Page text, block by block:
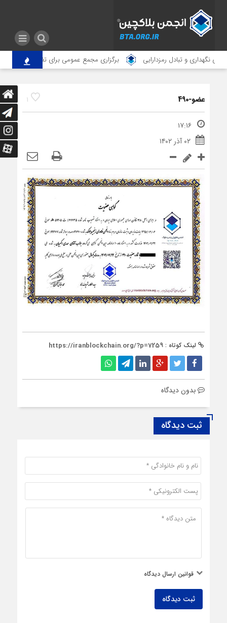
نگهداری و تبادل رمزدارایی برگزاری مجمع عمومی برای تغییر آدرس انجمن
1 عضو-490
۱۷:۱۶
۰۲ آذر ۱۴۰۲
لینک کوتاه : https://iranblockchain.org/?p=7259
بدون دیدگاه
ثبت دیدگاه
قوانین ارسال دیدگاه
ثبت دیدگاه